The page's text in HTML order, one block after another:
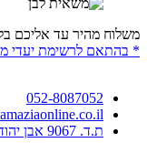
משלוח מהיר עד אליכם
* בהתאם לרשימת יעדי
052-8087052
ת.ד. 9067 אבן יהודה מיקוד 40500